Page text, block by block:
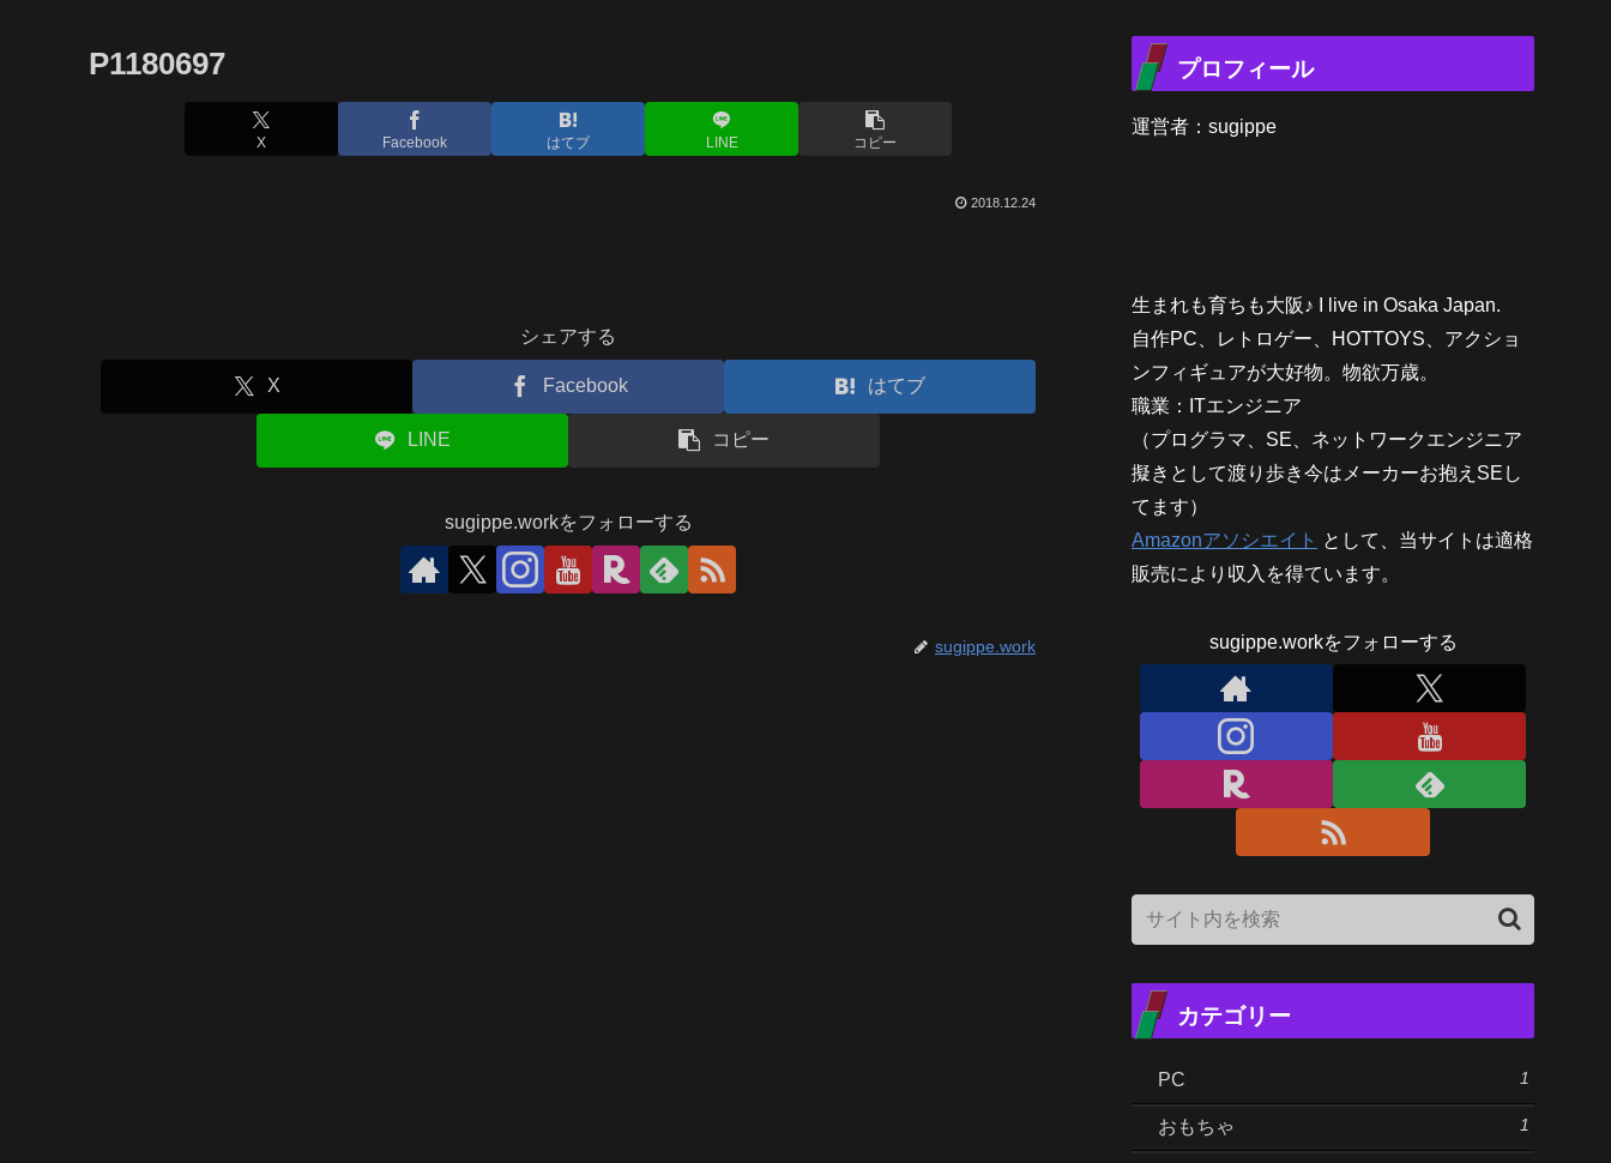
P1180697
X Facebook はてブ LINE コピー
2018.12.24
シェアする
X Facebook はてブ
LINE コピー
sugippe.workをフォローする
sugippe.work
プロフィール
運営者：sugippe
生まれも育ちも大阪♪ I live in Osaka Japan.
自作PC、レトロゲー、HOTTOYS、アクショ
ンフィギュアが大好物。物欲万歳。
職業：ITエンジニア
（プログラマ、SE、ネットワークエンジニア
擬きとして渡り歩き今はメーカーお抱えSEし
てます）
Amazonアソシエイト として、当サイトは適格
販売により収入を得ています。
sugippe.workをフォローする
カテゴリー
PC 1
おもちゃ 1